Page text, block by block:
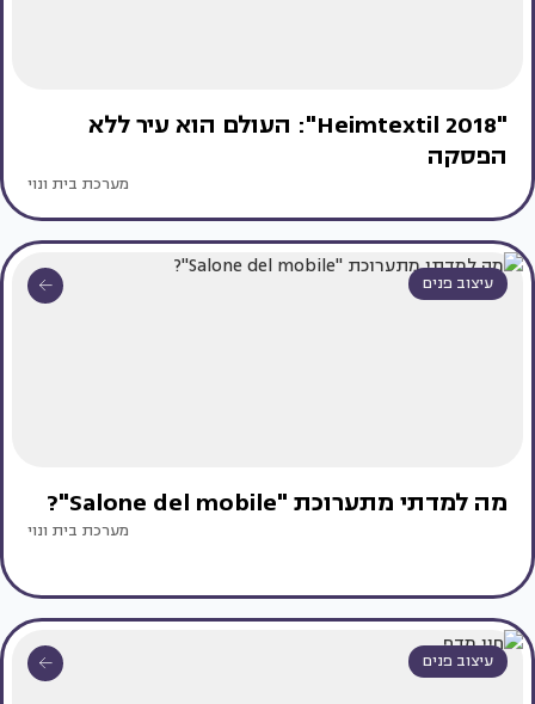
"Heimtextil 2018": העולם הוא עיר ללא
הפסקה
מערכת בית ונוי
עיצוב פנים
מה למדתי מתערוכת "Salone del mobile"?
מערכת בית ונוי
עיצוב פנים